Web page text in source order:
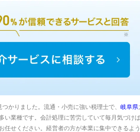
かりました。流通・小売に強い税理士で、 岐阜県
い業種です。会計処理に苦労していて毎月気づ
任せください。経営者の方が本業に集中できる